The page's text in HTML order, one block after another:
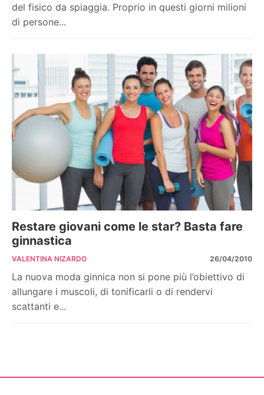
del fisico da spiaggia. Proprio in questi giorni milioni
di persone...
Restare giovani come le star? Basta fare
ginnastica
VALENTINA NIZARDO 26/04/2010
La nuova moda ginnica non si pone più l’obiettivo di
allungare i muscoli, di tonificarli o di rendervi
scattanti e...